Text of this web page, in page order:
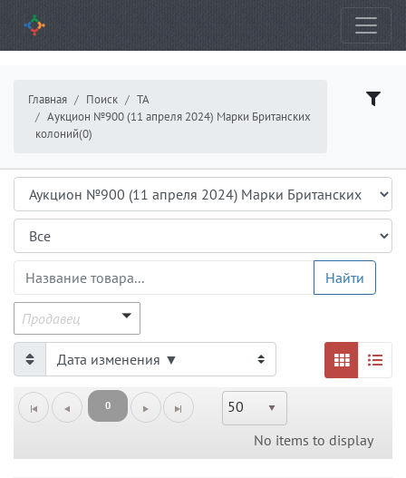
Главная Поиск
ТА
Аукцион №900 (11 апреля 2024) Марки Британских
колоний(0)
Аукцион
Подраздел
Название товара
Найти
Продавец
Продавец
0
50
No items to display